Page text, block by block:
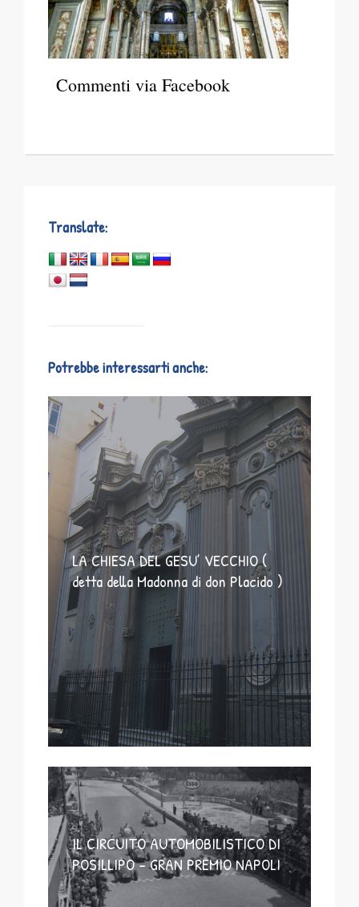
Commenti via Facebook
Translate:
Potrebbe interessarti anche:
LA CHIESA DEL GESU’ VECCHIO (
detta della Madonna di don Placido )
IL CIRCUITO AUTOMOBILISTICO DI
POSILLIPO – GRAN PREMIO NAPOLI